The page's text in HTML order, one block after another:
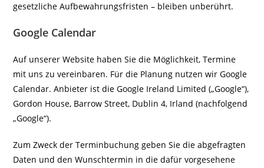
gesetzliche Aufbewahrungsfristen – bleiben unberührt.
Google Calendar
Auf unserer Website haben Sie die Möglichkeit, Termine
mit uns zu vereinbaren. Für die Planung nutzen wir Google
Calendar. Anbieter ist die Google Ireland Limited („Google“),
Gordon House, Barrow Street, Dublin 4, Irland (nachfolgend
„Google“).
Zum Zweck der Terminbuchung geben Sie die abgefragten
Daten und den Wunschtermin in die dafür vorgesehene